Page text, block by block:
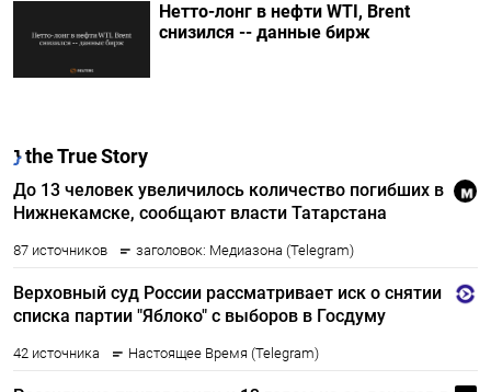
Нетто-лонг в нефти WTI, Brent
снизился -- данные бирж